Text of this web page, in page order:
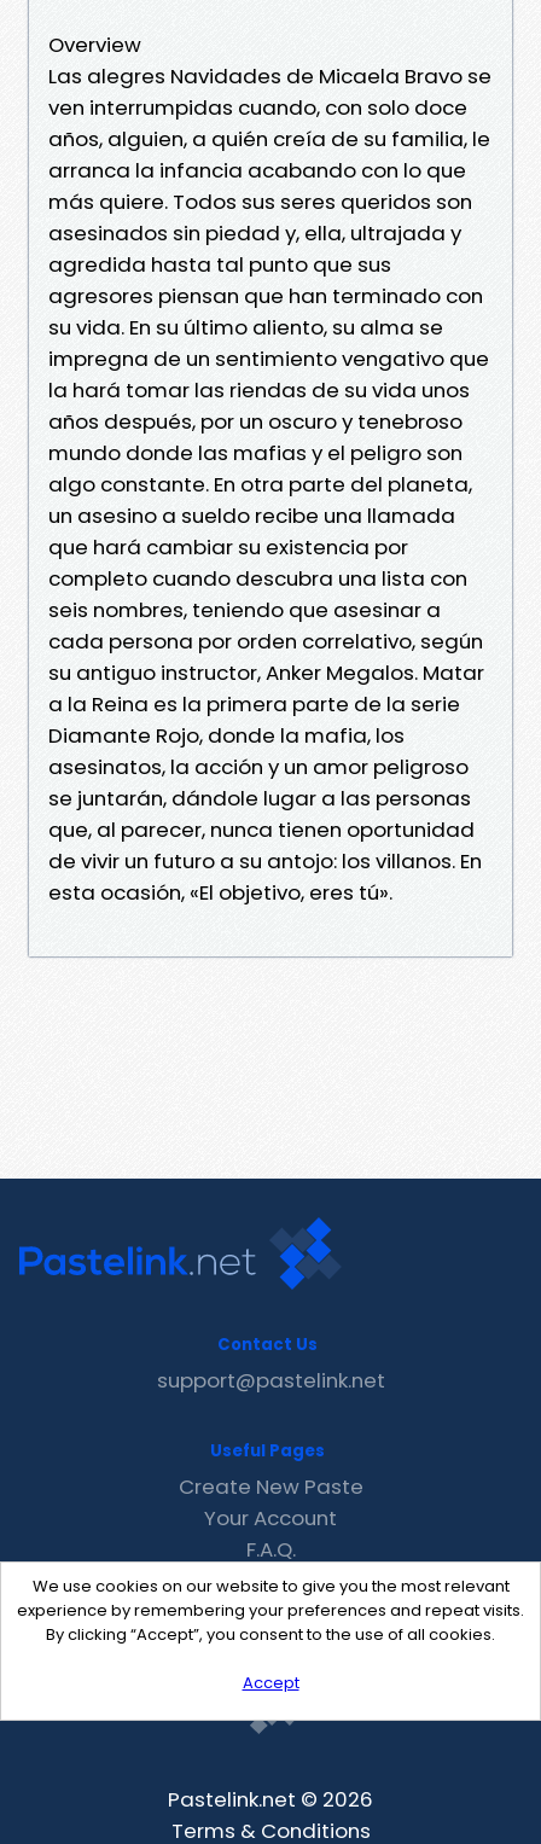
Overview
Las alegres Navidades de Micaela Bravo se
ven interrumpidas cuando, con solo doce
años, alguien, a quién creía de su familia, le
arranca la infancia acabando con lo que
más quiere. Todos sus seres queridos son
asesinados sin piedad y, ella, ultrajada y
agredida hasta tal punto que sus
agresores piensan que han terminado con
su vida. En su último aliento, su alma se
impregna de un sentimiento vengativo que
la hará tomar las riendas de su vida unos
años después, por un oscuro y tenebroso
mundo donde las mafias y el peligro son
algo constante. En otra parte del planeta,
un asesino a sueldo recibe una llamada
que hará cambiar su existencia por
completo cuando descubra una lista con
seis nombres, teniendo que asesinar a
cada persona por orden correlativo, según
su antiguo instructor, Anker Megalos. Matar
a la Reina es la primera parte de la serie
Diamante Rojo, donde la mafia, los
asesinatos, la acción y un amor peligroso
se juntarán, dándole lugar a las personas
que, al parecer, nunca tienen oportunidad
de vivir un futuro a su antojo: los villanos. En
esta ocasión, «El objetivo, eres tú».
We use cookies on our website to give you the most relevant
experience by remembering your preferences and repeat visits.
By clicking “Accept”, you consent to the use of all cookies.
Accept
Contact Us
support@pastelink.net
Useful Pages
Create New Paste
Your Account
F.A.Q.
Recent
Contact
Pastelink.net © 2026
Terms & Conditions